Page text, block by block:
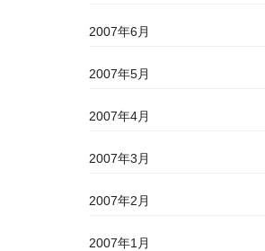
2007年6月
2007年5月
2007年4月
2007年3月
2007年2月
2007年1月